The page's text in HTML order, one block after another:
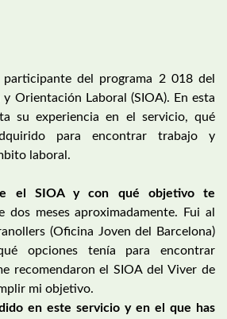
del programa 2 018 del
Orientación Laboral (SIOA). En esta
su experiencia en el servicio, qué
para encontrar trabajo y
laboral.
el SIOA y con qué objetivo te
dos meses aproximadamente. Fui al
(Oficina Joven del Barcelona)
opciones tenía para encontrar
recomendaron el SIOA del Viver de
mi objetivo.
en este servicio y en el que has